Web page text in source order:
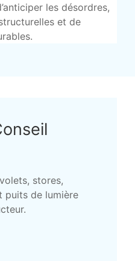
les désordres,
et de
stores,
puits de lumière